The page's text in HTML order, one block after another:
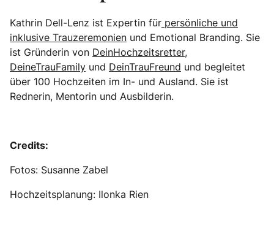
Kathrin Dell-Lenz ist Expertin für persönliche und
inklusive Trauzeremonien und Emotional Branding. Sie
ist Gründerin von DeinHochzeitsretter,
DeineTrauFamily und DeinTrauFreund und begleitet
über 100 Hochzeiten im In- und Ausland. Sie ist
Rednerin, Mentorin und Ausbilderin.
Credits:
Fotos: Susanne Zabel
Hochzeitsplanung: Ilonka Rien